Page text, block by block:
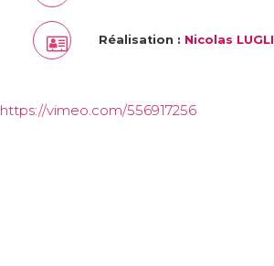
Réalisation : Nicolas LUGLI
https://vimeo.com/556917256